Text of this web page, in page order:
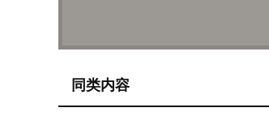
p X计划。在全球共同关注量子
同类内容